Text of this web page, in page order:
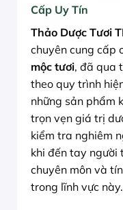
Cấp Uy Tín
Thảo Dược Tươi
chuyên cung cấp
mộc tươi, đã qua
theo quy trình
những sản phẩm
trọn vẹn giá trị
kiểm tra nghiêm
khi đến tay người
chuyên môn và
trong lĩnh vực này.